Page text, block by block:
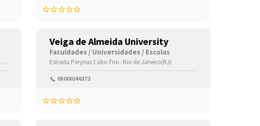
Veiga de Almeida University
Faculdades / Universidades / Escolas
Estrada Perynas Cabo Frio- Rio de Janeiro(RJ)
08000246172